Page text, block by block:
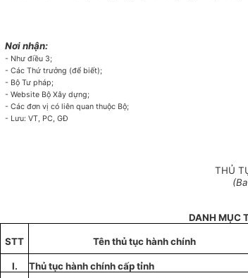
Nơi nhận:
- Như điều 3;
- Các Thứ trưởng (để biết);
- Bộ Tư pháp;
- Website Bộ Xây dựng;
- Các đơn vị có liên quan thuộc Bộ;
- Lưu: VT, PC, GĐ
THỦ
DANH MỤC
STT Tên thủ tục hành chính
I.
Thủ tục hành chính cấp tỉnh